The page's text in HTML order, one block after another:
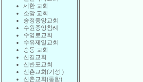
세한 교회
소망 교회
송정중앙교회
수원중앙침례
수영로교회
수유제일교회
승동 교회
신길교회
신반포교회
신촌교회(기성 )
신촌교회(통합)